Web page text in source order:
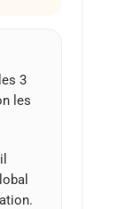
3
les